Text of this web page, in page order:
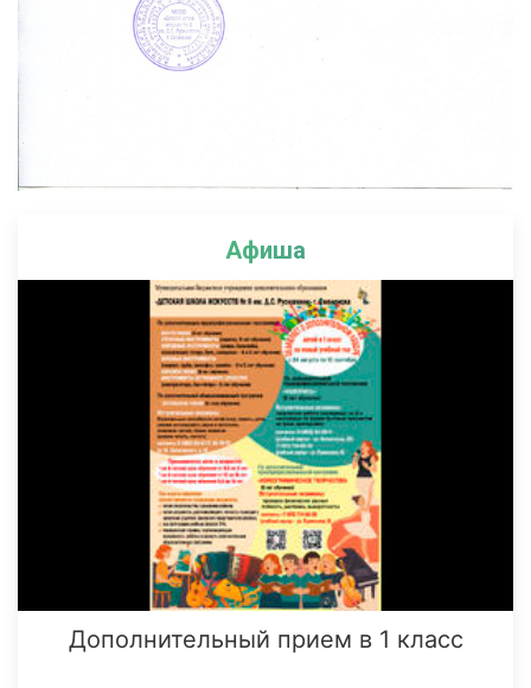
Афиша
Дополнительный прием в 1 класс